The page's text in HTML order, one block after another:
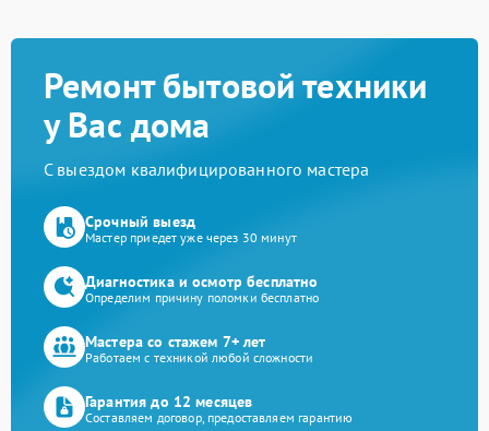
Ремонт бытовой техники
у Вас дома
С выездом квалифицированного мастера
Срочный выезд
Мастер приедет уже через 30 минут
Диагностика и осмотр бесплатно
Определим причину поломки бесплатно
Мастера со стажем 7+ лет
Работаем с техникой любой сложности
Гарантия до 12 месяцев
Составляем договор, предоставляем гарантию